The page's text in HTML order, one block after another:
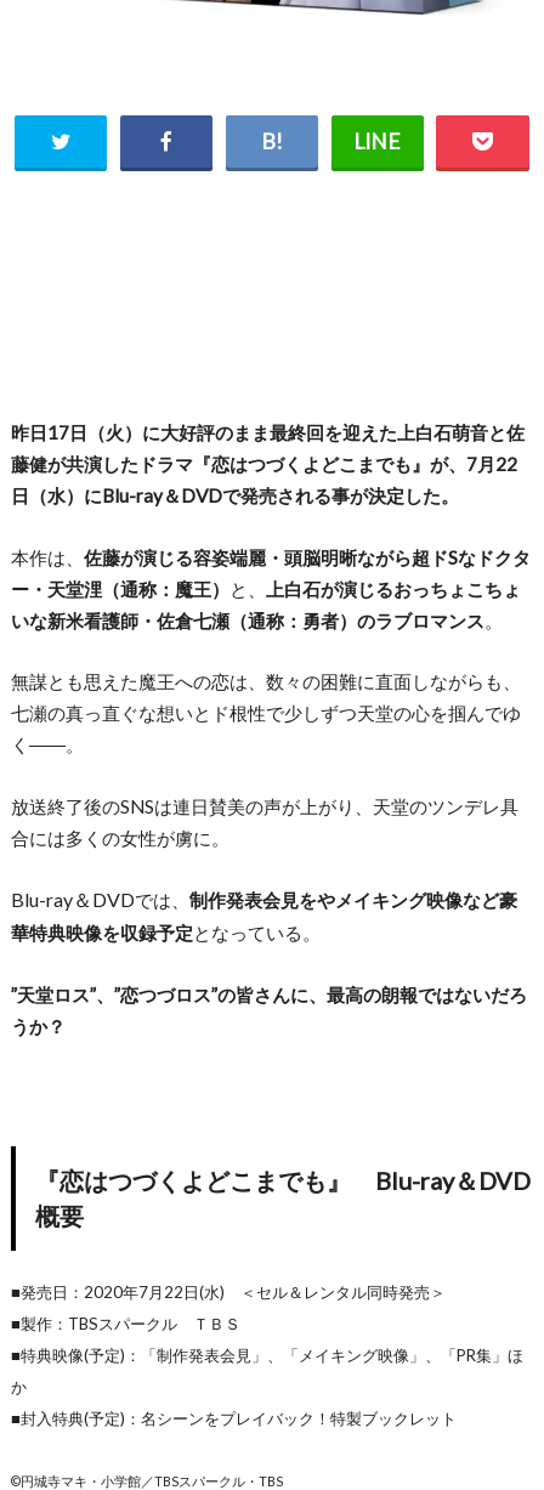
昨日17日（火）に大好評のまま最終回を迎えた上白石萌音と佐
藤健が共演したドラマ『恋はつづくよどこまでも』が、7月22
日（水）にBlu-ray＆DVDで発売される事が決定した。
本作は、 佐藤が演じる容姿端麗・頭脳明晰ながら超ドSなドクタ
ー・天堂浬（通称：魔王）
と、
上白石が演じるおっちょこちょ
いな新米看護師・佐倉七瀬（通称：勇者）のラブロマンス
無謀とも思えた魔王への恋は、数々の困難に直面しながらも、
七瀬の真っ直ぐな想いとド根性で少しずつ天堂の心を掴んでゆ
く――。
放送終了後のSNSは連日賛美の声が上がり、天堂のツンデレ具
合には多くの女性が虜に。
Blu-ray＆DVDでは、 制作発表会見をやメイキング映像など豪
華特典映像を収録予定となっている。
”天堂ロス”、”恋つづロス”の皆さんに、最高の朗報ではないだろ
うか？
『恋はつづくよどこまでも』 Blu-ray＆DVD
概要
■発売日：2020年7月22日(水) ＜セル＆レンタル同時発売＞
■製作：TBSスパークル ＴＢＳ
■特典映像(予定)：「制作発表会見」、「メイキング映像」、「PR集」ほ
か
■封入特典(予定)：名シーンをプレイバック！特製ブックレット
©円城寺マキ・小学館／TBSスパークル・TBS